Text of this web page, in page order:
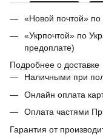
«Новой почтой» по
«Укрпочтой» по
предоплате)
Подробнее о доставке
Наличными при
Онлайн оплата
Оплата частями
Гарантия от